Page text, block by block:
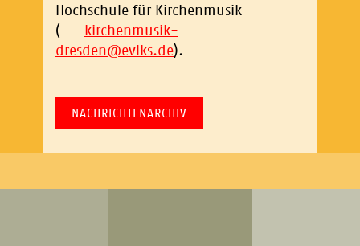
Hochschule für Kirchenmusik
(
kirchenmusik-
dresden@evlks.de).
NACHRICHTENARCHIV